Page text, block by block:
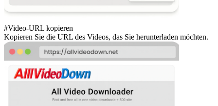
#Video-URL kopieren
Kopieren Sie die URL des Videos, das Sie herunterladen möchten.